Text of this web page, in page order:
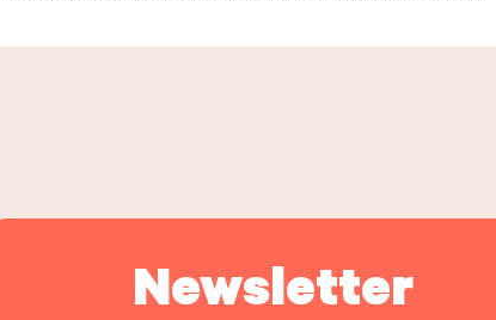
Newsletter